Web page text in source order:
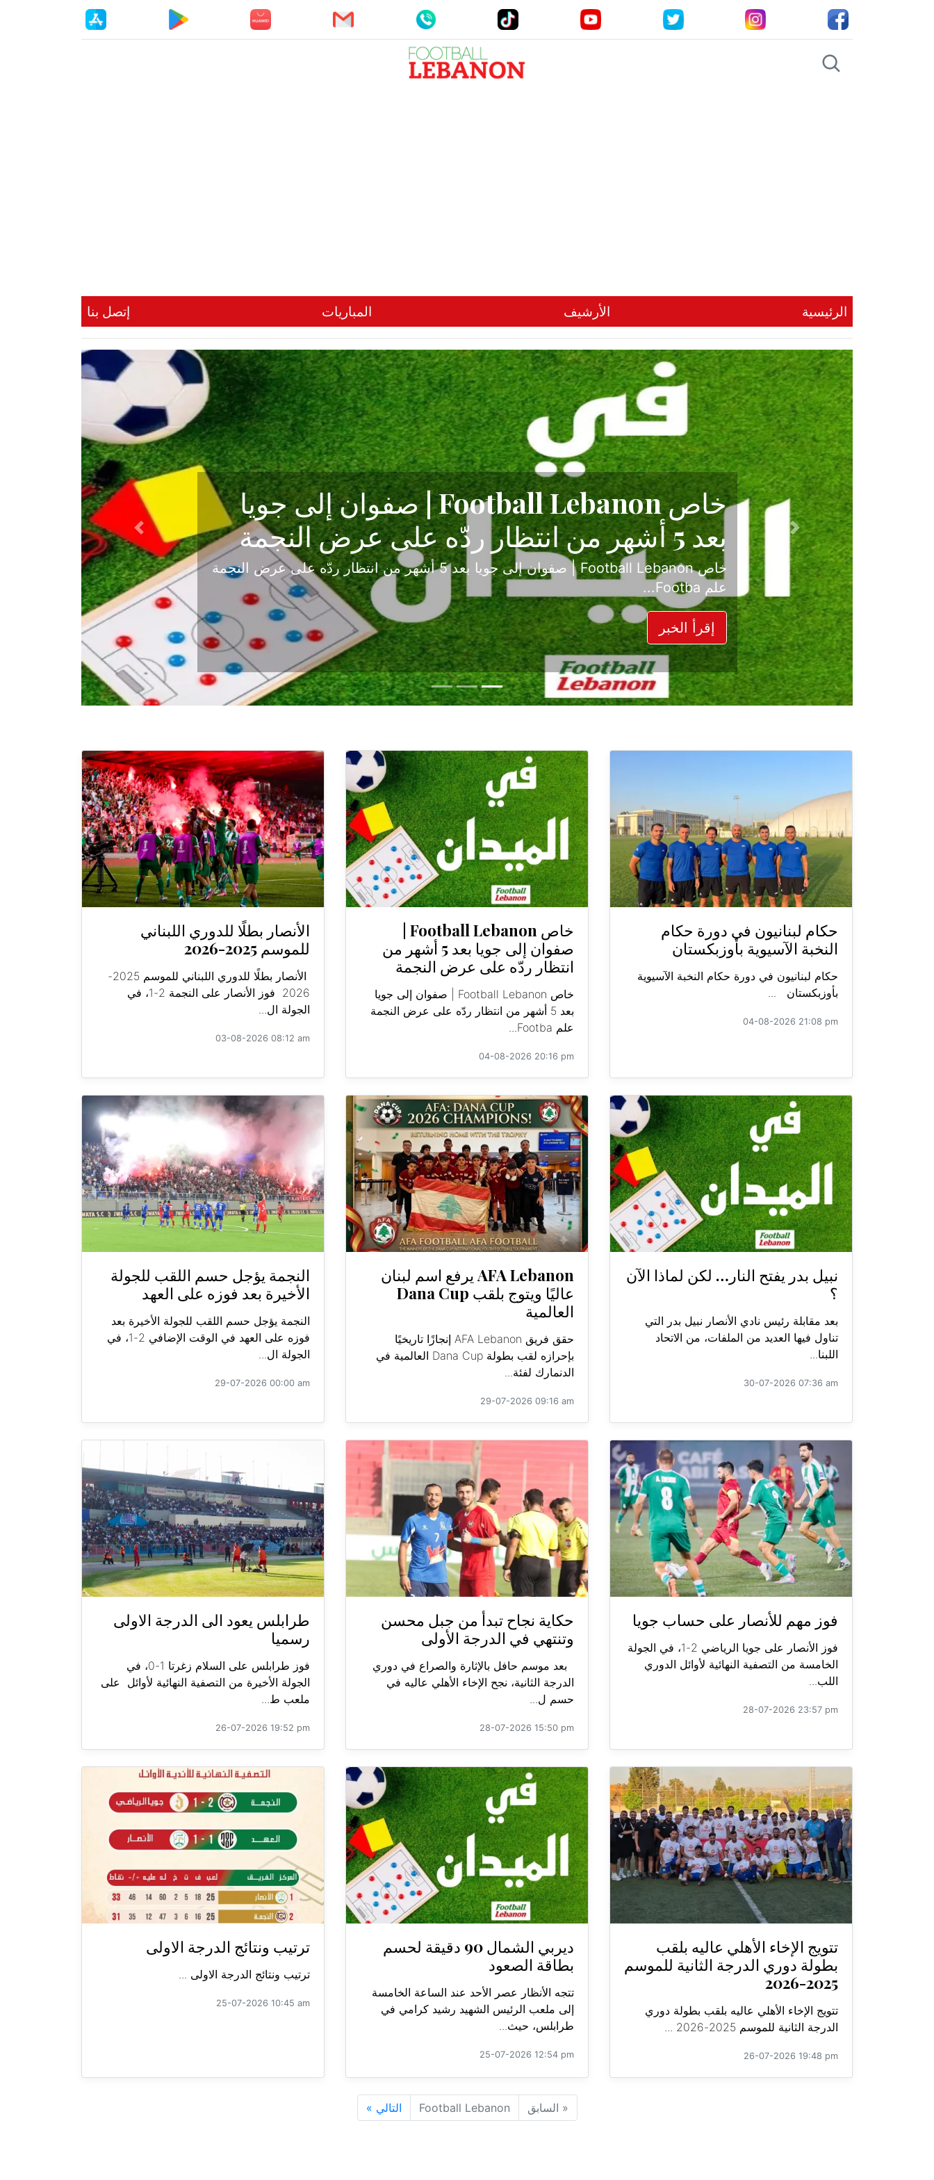
الرئيسية الأرشيف المباريات إتصل بنا
حكاية نجاح تبدأ من جبل محسن وتنتهي في
الدرجة الأولى
بعد موسم حافل بالإثارة والصراع في دوري الدرجة الثانية، نجح الإخاء الأهلي عاليه في
حسم ل...
إقرأ الخبر
Previous
Next
حكام لبنانيون في دورة حكام
النخبة الآسيوية بأوزبكستان
حكام لبنانيون في دورة حكام النخبة الآسيوية
بأوزبكستان ...
04-08-2026 21:08 pm
صفوان إلى جويا بعد 5 أشهر من
انتظار ردّه على عرض النجمة
خاص Football Lebanon | صفوان إلى جويا
بعد 5 أشهر من انتظار ردّه على عرض النجمة
علم Footba...
04-08-2026 20:16 pm
الأنصار بطلًا للدوري اللبناني
للموسم 2025-2026
الأنصار بطلًا للدوري اللبناني للموسم 2025-
2026 فوز الأنصار على النجمة 2-1، في
الجولة ال...
03-08-2026 08:12 am
نبيل بدر يفتح النار… لكن لماذا الآن
؟
بعد مقابلة رئيس نادي الأنصار نبيل بدر التي
تناول فيها العديد من الملفات، من الاتحاد
اللبنا...
30-07-2026 07:36 am
AFA Lebanon يرفع اسم لبنان
عاليًا ويتوج بلقب Dana Cup
العالمية
حقق فريق AFA Lebanon إنجازًا تاريخيًا
بإحرازه لقب بطولة Dana Cup العالمية في
الدنمارك لفئة...
29-07-2026 09:16 am
النجمة يؤجل حسم اللقب للجولة
الأخيرة بعد فوزه على العهد
النجمة يؤجل حسم اللقب للجولة الأخيرة بعد
فوزه على العهد في الوقت الإضافي 2-1، في
الجولة ال...
29-07-2026 00:00 am
فوز مهم للأنصار على حساب جويا
فوز الأنصار على جويا الرياضي 2-1، في الجولة
الخامسة من التصفية النهائية لأوائل الدوري
اللب...
28-07-2026 23:57 pm
حكاية نجاح تبدأ من جبل محسن
وتنتهي في الدرجة الأولى
بعد موسم حافل بالإثارة والصراع في دوري
الدرجة الثانية، نجح الإخاء الأهلي عاليه في
حسم ل...
28-07-2026 15:50 pm
طرابلس يعود الى الدرجة الاولى
رسميا
فوز طرابلس على السلام زغرتا 1-0، في
الجولة الأخيرة من التصفية النهائية لأوائل على
ملعب ط...
26-07-2026 19:52 pm
تتويج الإخاء الأهلي عاليه بلقب
بطولة دوري الدرجة الثانية للموسم
2025-2026
تتويج الإخاء الأهلي عاليه بلقب بطولة دوري
الدرجة الثانية للموسم 2025-2026 ...
26-07-2026 19:48 pm
ديربي الشمال 90 دقيقة لحسم
بطاقة الصعود
تتجه الأنظار عصر الأحد عند الساعة الخامسة
إلى ملعب الرئيس الشهيد رشيد كرامي في
طرابلس، حيث...
25-07-2026 12:54 pm
ترتيب ونتائج الدرجة الاولى
ترتيب ونتائج الدرجة الاولى ...
25-07-2026 10:45 am
« السابق Football Lebanon التالي »